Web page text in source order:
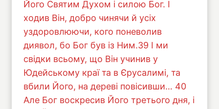
Його Святим Духом і силою Бог. І
ходив Він, добро чинячи й усіх
уздоровлюючи, кого поневолив
диявол, бо Бог був із Ним.39 І ми
свідки всьому, що Він учинив у
Юдейському краї та в Єрусалимі, та
вбили Його, на дереві повісивши… 40
Але Бог воскресив Його третього дня, і